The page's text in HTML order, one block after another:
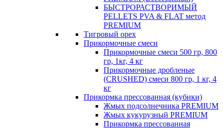
БЫСТРОРАСТВОРИМЫЙ
PELLETS PVA & FLAT метод
PREMIUM
Тигровый орех
Прикормочные смеси
Прикормочные смеси 500 гр, 800
гр, 1кг, 4 кг
Прикормочные дробленые
(CRUSHED) смеси 800 гр, 1 кг, 4
кг
Прикормка прессованная (кубики)
Жмых подсолнечника PREMIUM
Жмых кукурузный PREMIUM
Прикормка прессованная